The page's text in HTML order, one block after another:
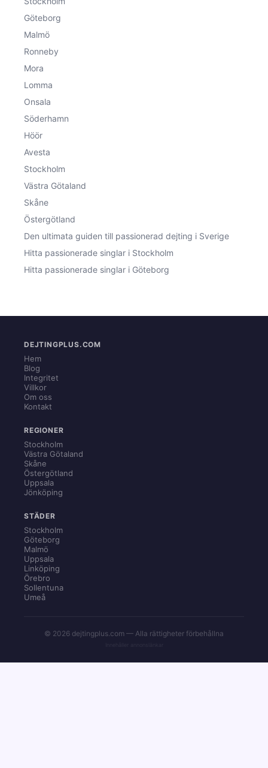
Göteborg
Malmö
Ronneby
Mora
Lomma
Onsala
Söderhamn
Höör
Avesta
Stockholm
Västra Götaland
Skåne
Östergötland
Den ultimata guiden till passionerad dejting i Sverige
Hitta passionerade singlar i Stockholm
Hitta passionerade singlar i Göteborg
DEJTINGPLUS.COM
Hem
Blog
Integritet
Villkor
Om oss
Kontakt
REGIONER
Stockholm
Västra Götaland
Skåne
Östergötland
Uppsala
Jönköping
STÄDER
Stockholm
Göteborg
Malmö
Uppsala
Linköping
Örebro
Sollentuna
Umeå
© 2026 dejtingplus.com — Alla rättigheter förbehållna